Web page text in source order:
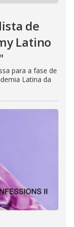
de
Latino
para a fase de
Latina da